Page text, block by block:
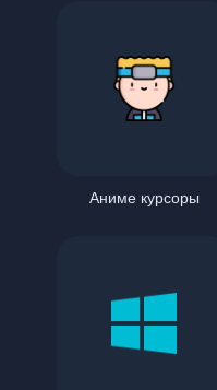
Аниме курсоры